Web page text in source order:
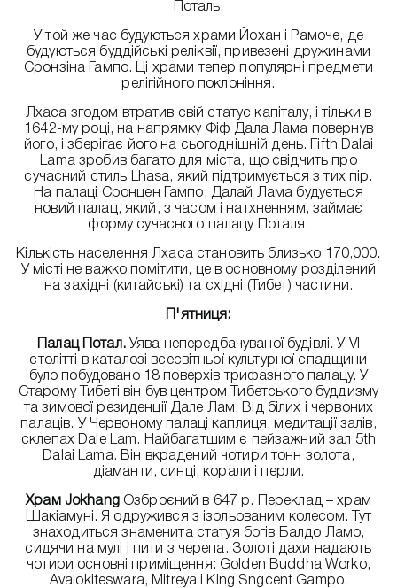
Поталь.
У той же час будуються храми Йохан і Рамоче, де
будуються буддійські реліквії, привезені дружинами
Сронзіна Гампо. Ці храми тепер популярні предмети
релігійного поклоніння.
Лхаса згодом втратив свій статус капіталу, і тільки в
1642-му році, на напрямку Фіф Дала Лама повернув
його, і зберігає його на сьогоднішній день. Fifth Dalai
Lama зробив багато для міста, що свідчить про
сучасний стиль Lhasa, який підтримується з тих пір.
На палаці Сронцен Гампо, Далай Лама будується
новий палац, який, з часом і натхненням, займає
форму сучасного палацу Поталя.
Кількість населення Лхаса становить близько 170,000.
У місті не важко помітити, це в основному розділений
на західні (китайські) та східні (Тибет) частини.
П'ятниця:
Палац Потал.Уява непередбачуваної будівлі. У VІ
столітті в каталозі всесвітньої культурної спадщини
було побудовано 18 поверхів трифазного палацу. У
Старому Тибеті він був центром Тибетського буддизму
та зимової резиденції Дале Лам. Від білих і червоних
палаців. У Червоному палаці каплиця, медитації залів,
склепах Dale Lam. Найбагатшим є пейзажний зал 5th
Dalai Lama. Він вкрадений чотири тонн золота,
діаманти, синці, корали і перли.
Храм Jokhang Озброєний в 647 р. Переклад – храм
Шакіамуні. Я одружився з ізольованим колесом. Тут
знаходиться знаменита статуя богів Балдо Ламо,
сидячи на мулі і пити з черепа. Золоті дахи надають
чотири основні приміщення: Golden Buddha Worko,
Avalokiteswara, Mitreya і King Sngcent Gampo.